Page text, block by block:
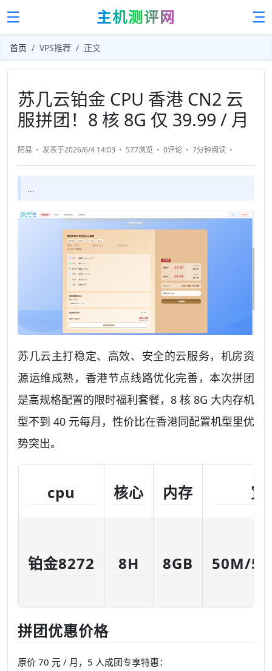
主机测评网
首页 VPS推荐 正文
苏几云铂金 CPU 香港 CN2 云
服拼团！8 核 8G 仅 39.99 / 月
陌易 发表于2026/6/4 14:03 577浏览 0评论 7分钟阅读
...
苏几云主打稳定、高效、安全的云服务，机房资
源运维成熟，香港节点线路优化完善，本次拼团
是高规格配置的限时福利套餐，8 核 8G 大内存机
型不到 40 元每月，性价比在香港同配置机型里优
势突出。
cpu 核心 内存 宽
铂金8272 8H 8GB 50M/
拼团优惠价格
原价 70 元 / 月，5 人成团专享特惠：